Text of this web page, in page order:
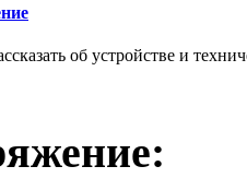
об устройстве и